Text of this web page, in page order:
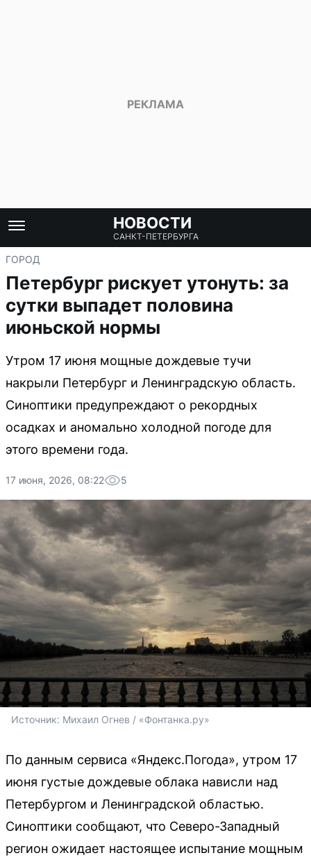
НОВОСТИ
САНКТ-ПЕТЕРБУРГА
ГОРОД
Петербург рискует утонуть: за
сутки выпадет половина
июньской нормы
Утром 17 июня мощные дождевые тучи
накрыли Петербург и Ленинградскую область.
Синоптики предупреждают о рекордных
осадках и аномально холодной погоде для
этого времени года.
17 июня, 2026, 08:22 5
Источник: Михаил Огнев / «Фонтанка.ру»
По данным сервиса «Яндекс.Погода», утром 17
июня густые дождевые облака нависли над
Петербургом и Ленинградской областью.
Синоптики сообщают, что Северо-Западный
регион ожидает настоящее испытание мощным